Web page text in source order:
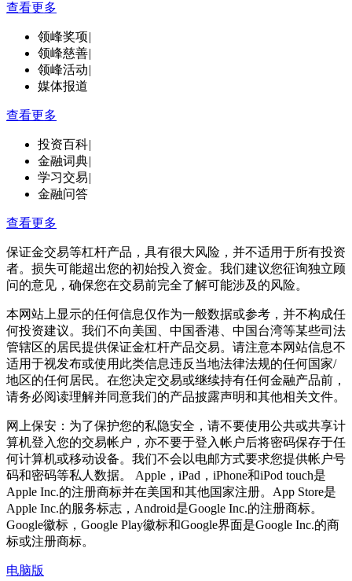
查看更多
领峰奖项|
领峰慈善|
领峰活动|
媒体报道
查看更多
投资百科|
金融词典|
学习交易|
金融问答
查看更多
保证金交易等杠杆产品，具有很大风险，并不适用于所有投资
者。损失可能超出您的初始投入资金。我们建议您征询独立顾
问的意见，确保您在交易前完全了解可能涉及的风险。
本网站上显示的任何信息仅作为一般数据或参考，并不构成任
何投资建议。我们不向美国、中国香港、中国台湾等某些司法
管辖区的居民提供保证金杠杆产品交易。请注意本网站信息不
适用于视发布或使用此类信息违反当地法律法规的任何国家/
地区的任何居民。在您决定交易或继续持有任何金融产品前，
请务必阅读理解并同意我们的产品披露声明和其他相关文件。
网上保安：为了保护您的私隐安全，请不要使用公共或共享计
算机登入您的交易帐户，亦不要于登入帐户后将密码保存于任
何计算机或移动设备。我们不会以电邮方式要求您提供帐户号
码和密码等私人数据。 Apple，iPad，iPhone和iPod touch是
Apple Inc.的注册商标并在美国和其他国家注册。App Store是
Apple Inc.的服务标志，Android是Google Inc.的注册商标。
Google徽标，Google Play徽标和Google界面是Google Inc.的商
标或注册商标。
电脑版